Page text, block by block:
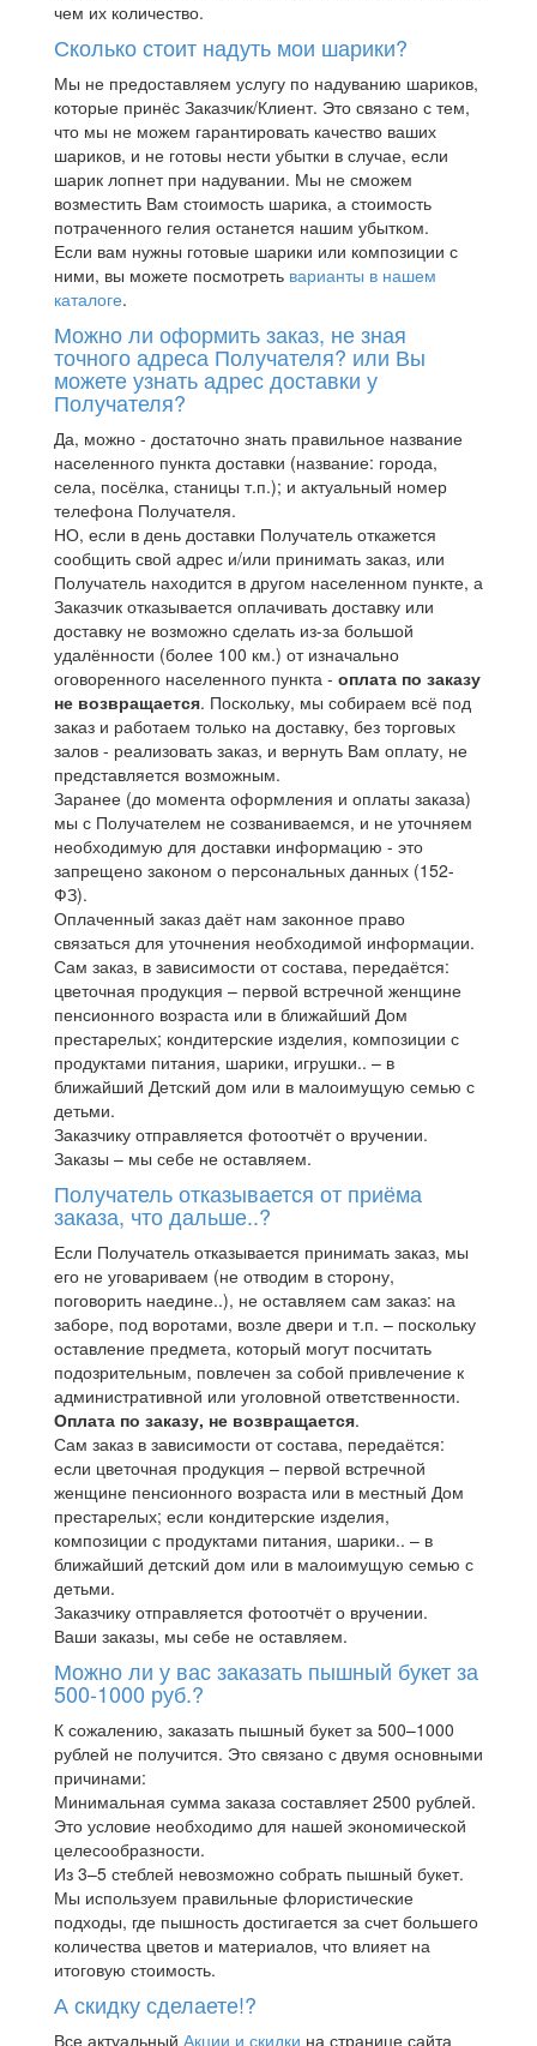
чем их количество.
Сколько стоит надуть мои шарики?
Мы не предоставляем услугу по надуванию шариков,
которые принёс Заказчик/Клиент. Это связано с тем,
что мы не можем гарантировать качество ваших
шариков, и не готовы нести убытки в случае, если
шарик лопнет при надувании. Мы не сможем
возместить Вам стоимость шарика, а стоимость
потраченного гелия останется нашим убытком.
Если вам нужны готовые шарики или композиции с
ними, вы можете посмотреть варианты в нашем
каталоге.
Можно ли оформить заказ, не зная
точного адреса Получателя? или Вы
можете узнать адрес доставки у
Получателя?
Да, можно - достаточно знать правильное название
населенного пункта доставки (название: города,
села, посёлка, станицы т.п.); и актуальный номер
телефона Получателя.
НО, если в день доставки Получатель откажется
сообщить свой адрес и/или принимать заказ, или
Получатель находится в другом населенном пункте, а
Заказчик отказывается оплачивать доставку или
доставку не возможно сделать из-за большой
удалённости (более 100 км.) от изначально
оговоренного населенного пункта - оплата по заказу
не возвращается. Поскольку, мы собираем всё под
заказ и работаем только на доставку, без торговых
залов - реализовать заказ, и вернуть Вам оплату, не
представляется возможным.
Заранее (до момента оформления и оплаты заказа)
мы с Получателем не созваниваемся, и не уточняем
необходимую для доставки информацию - это
запрещено законом о персональных данных (152-
ФЗ).
Оплаченный заказ даёт нам законное право
связаться для уточнения необходимой информации.
Сам заказ, в зависимости от состава, передаётся:
цветочная продукция – первой встречной женщине
пенсионного возраста или в ближайший Дом
престарелых; кондитерские изделия, композиции с
продуктами питания, шарики, игрушки.. – в
ближайший Детский дом или в малоимущую семью с
детьми.
Заказчику отправляется фотоотчёт о вручении.
Заказы – мы себе не оставляем.
Получатель отказывается от приёма
заказа, что дальше..?
Если Получатель отказывается принимать заказ, мы
его не уговариваем (не отводим в сторону,
поговорить наедине..), не оставляем сам заказ: на
заборе, под воротами, возле двери и т.п. – поскольку
оставление предмета, который могут посчитать
подозрительным, повлечен за собой привлечение к
административной или уголовной ответственности.
Оплата по заказу, не возвращается.
Сам заказ в зависимости от состава, передаётся:
если цветочная продукция – первой встречной
женщине пенсионного возраста или в местный Дом
престарелых; если кондитерские изделия,
композиции с продуктами питания, шарики.. – в
ближайший детский дом или в малоимущую семью с
детьми.
Заказчику отправляется фотоотчёт о вручении.
Ваши заказы, мы себе не оставляем.
Можно ли у вас заказать пышный букет за
500-1000 руб.?
К сожалению, заказать пышный букет за 500–1000
рублей не получится. Это связано с двумя основными
причинами:
Минимальная сумма заказа составляет 2500 рублей.
Это условие необходимо для нашей экономической
целесообразности.
Из 3–5 стеблей невозможно собрать пышный букет.
Мы используем правильные флористические
подходы, где пышность достигается за счет большего
количества цветов и материалов, что влияет на
итоговую стоимость.
А скидку сделаете!?
Все актуальный Акции и скидки на странице сайта